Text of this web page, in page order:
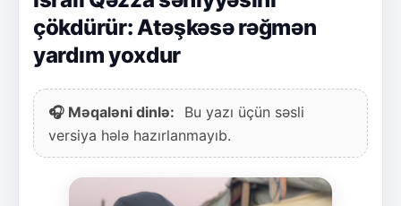
çökdürür: Atəşkəsə rəğmən
yardım yoxdur
🎧 Məqaləni dinlə:
Bu yazı üçün səsli
versiya hələ hazırlanmayıb.